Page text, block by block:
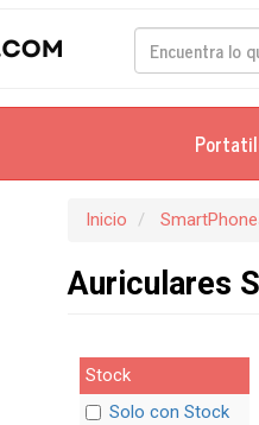
Inicio
Auriculares
Stock
Solo con Stock